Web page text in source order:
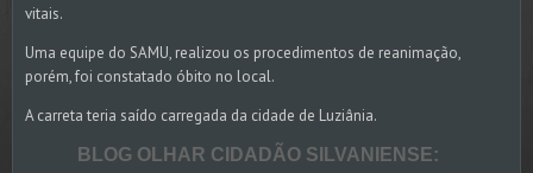
vitais.
Uma equipe do SAMU, realizou os procedimentos de reanimação,
porém, foi constatado óbito no local.
A carreta teria saído carregada da cidade de Luziânia.
BLOG OLHAR CIDADÃO SILVANIENSE: